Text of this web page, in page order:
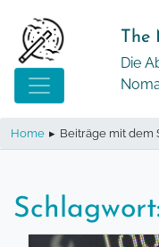
zum
Inhalt
Die
Home ▸ Beiträge mit dem